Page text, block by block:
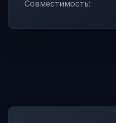
Совместимость: